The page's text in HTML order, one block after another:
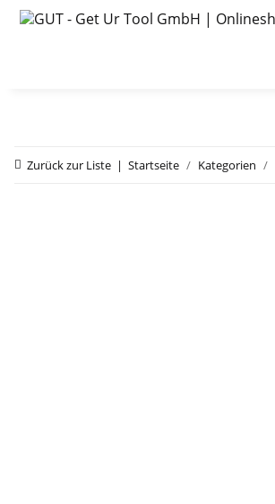
Zurück zur Liste Startseite Kategorien